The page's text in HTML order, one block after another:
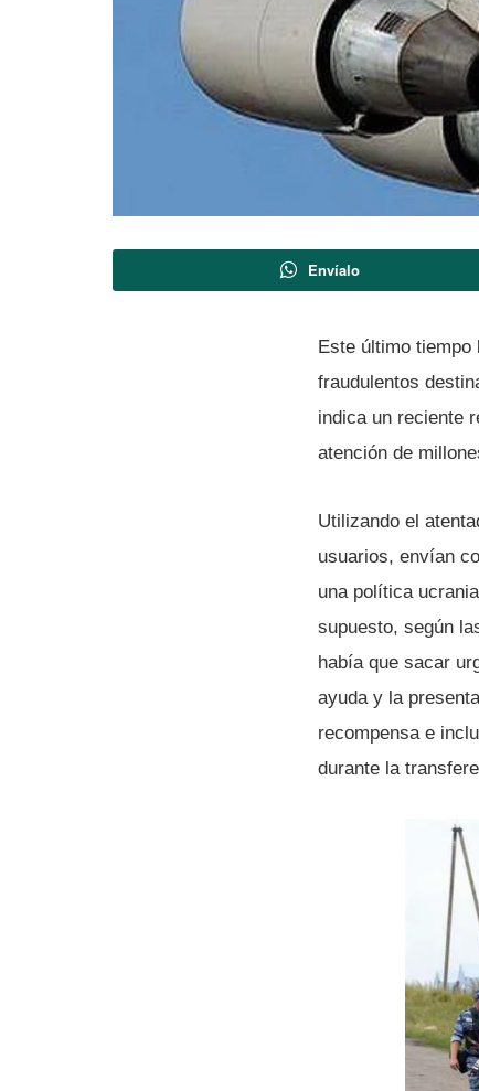
Envíalo
Este último tiempo
fraudulentos
indica un reciente
atención de
Utilizando el
usuarios, enví­an
una polí­tica
supuesto, según
habí­a que sacar
ayuda y la
recompensa e
durante la